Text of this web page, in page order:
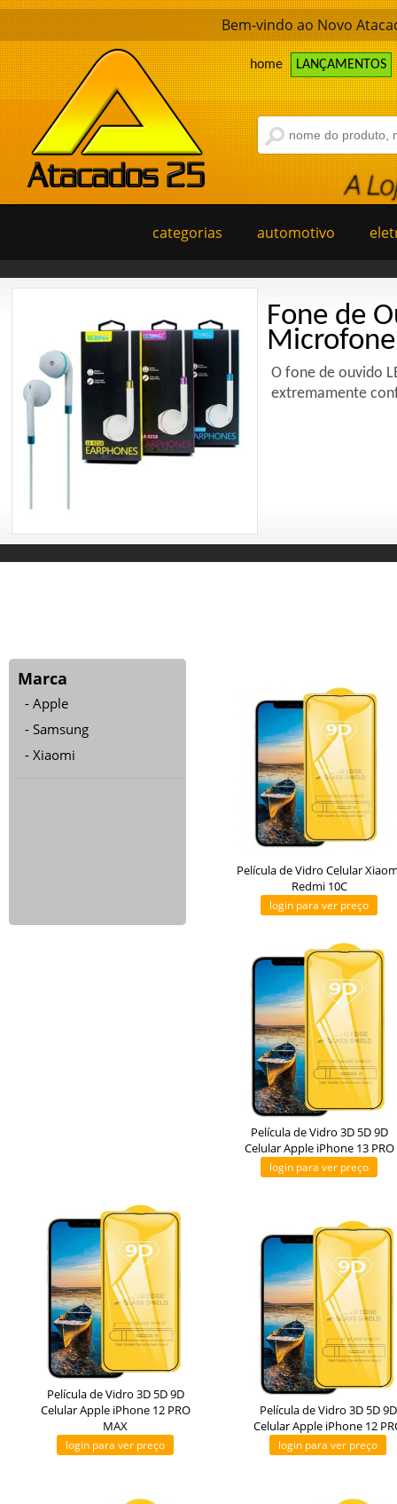
home LANÇAMENTOS
Bem-vindo ao Novo
categorias automotivo
Fone de
O fone de ouvido
extremamente
Marca
Apple
Samsung
Xiaomi
Película de Vidro Celular
Redmi 10C
login para ver preço
Película de Vidro 3D 5D 9D
Celular Apple iPhone 13 PRO
login para ver preço
Película de Vidro 3D 5D 9D
Celular Apple iPhone 12 PRO
MAX
login para ver preço
Película de Vidro 3D 5D 9D
Celular Apple iPhone 12
login para ver preço